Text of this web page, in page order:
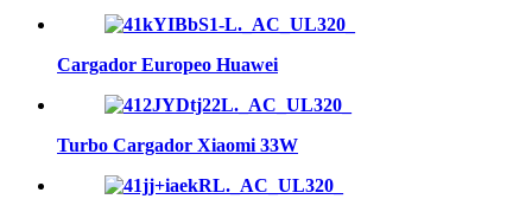
Cargador Europeo Huawei
Turbo Cargador Xiaomi 33W